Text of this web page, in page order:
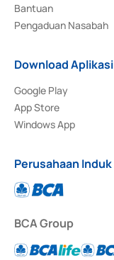
Bantuan
Pengaduan Nasabah
Download Aplikasi
Google Play
App Store
Windows App
Perusahaan Induk
BCA Group